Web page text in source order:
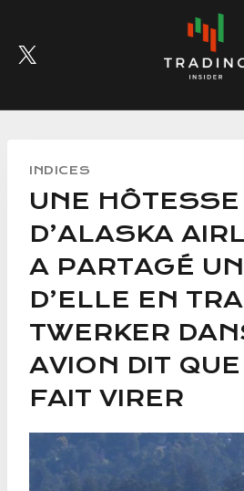
content
INDICES
UNE HÔTESSE
D’ALASKA
A PARTAGÉ
D’ELLE EN
TWERKER
AVION DIT
FAIT VIRER